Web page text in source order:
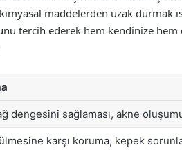
maddelerden uzak durmak
tercih ederek hem kendinize
dengesini sağlaması, akne
karşı koruma, kepek